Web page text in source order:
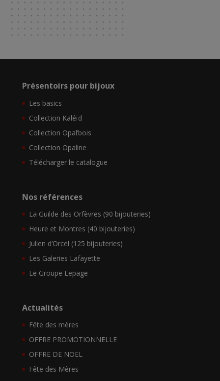
Présentoirs pour bijoux
Les basics
Collection Kaléïd
Collection Opal’bois
Collection Opaline
Télécharger le catalogue
Nos références
La Guilde des Orfèvres (90 bijouteries)
Heure et Montres (40 bijouteries)
Julien d’Orcel (125 bijouteries)
Les Galeries Lafayette
Le Groupe Lepage
Actualités
Fête des mères
OFFRE PROMOTIONNELLE
OFFRE DE NOEL
Fête des Mères